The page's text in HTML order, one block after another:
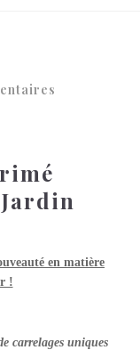
en matière
!
carrelages uniques